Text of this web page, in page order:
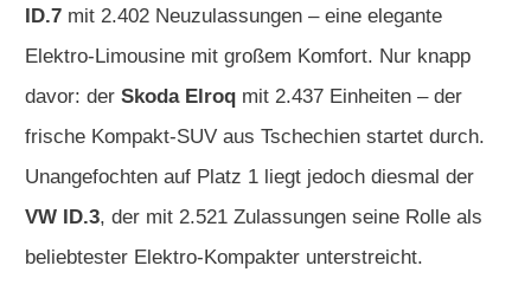
ID.7 mit 2.402 Neuzulassungen – eine elegante
Elektro-Limousine mit großem Komfort. Nur knapp
davor: der Skoda Elroq mit 2.437 Einheiten – der
frische Kompakt-SUV aus Tschechien startet durch.
Unangefochten auf Platz 1 liegt jedoch diesmal der
VW ID.3, der mit 2.521 Zulassungen seine Rolle als
beliebtester Elektro-Kompakter unterstreicht.